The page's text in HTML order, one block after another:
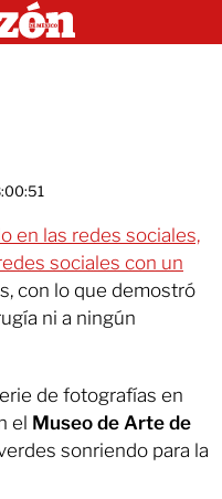
en las redes sociales,
sociales con un
con lo que demostró
ni a ningún
de fotografías en
el Museo de Arte de
sonriendo para la